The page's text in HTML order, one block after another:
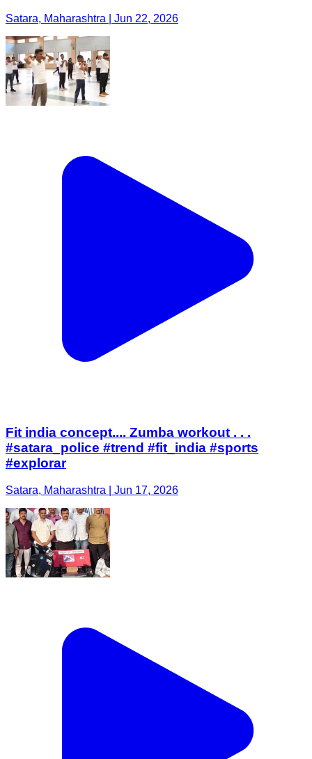
Satara, Maharashtra | Jun 22, 2026
Fit india concept.... Zumba workout . . .
#satara_police #trend #fit_india #sports
#explorar
Satara, Maharashtra | Jun 17, 2026